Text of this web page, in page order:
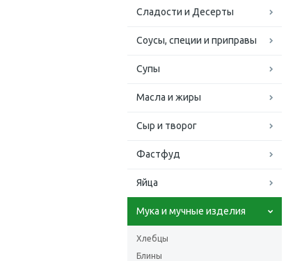
Сладости и Десерты
Соусы, специи и приправы
Супы
Масла и жиры
Сыр и творог
Фастфуд
Яйца
Мука и мучные изделия
Хлебцы
Блины